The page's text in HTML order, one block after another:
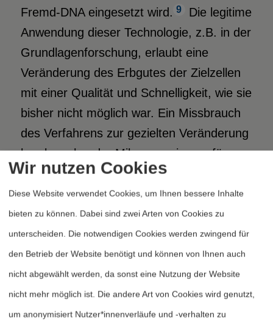
Fremd-DNA eingesetzt wird. 9
Die legitime
Anwendung dieser Technologie, z.B. in der
Grundlagenforschung, erlaubt eine
Veränderung des Erbgutes der Zielzellen
mit einer Qualität und Schnelligkeit, wie sie
bisher nicht möglich war. Ein Missbrauch
des Verfahrens zur gezielten Veränderung
krankmachender Mikroorganismen für
nicht-friedliche Zwecke ist denkbar.
Ähnlich wie in den späten 1960er/frühen
1970er Jahren, als die Gentechnik aufkam
und gleichzeitig das
Biowaffenübereinkommen verhandelt
wurde, steht offenbar wieder der Eintritt in
eine neue Phase der Nutzung von
Biotechnologie bevor. Dabei fehlen dem
Wir nutzen Cookies
Diese Website verwendet Cookies, um Ihnen bessere Inhalte
bieten zu können. Dabei sind zwei Arten von Cookies zu
unterscheiden. Die notwendigen Cookies werden zwingend für
den Betrieb der Website benötigt und können von Ihnen auch
nicht abgewählt werden, da sonst eine Nutzung der Website
nicht mehr möglich ist. Die andere Art von Cookies wird genutzt,
um anonymisiert Nutzer*innenverläufe und -verhalten zu